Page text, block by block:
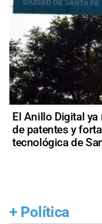
El Anillo Digital
de patentes y
tecnológica de
+ Política